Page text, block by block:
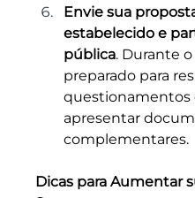
Envie sua
estabelecido e
pública. Durante
preparado para
questionamentos
apresentar
complementares.
Dicas para Aumentar